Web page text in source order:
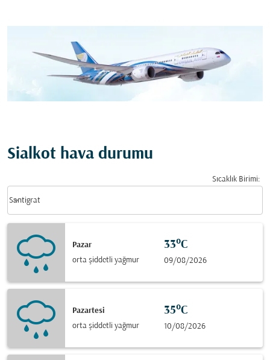
Sialkot hava durumu
Sıcaklık Birimi:
Santigrat
keyboard_arrow_down
Pazar
orta şiddetli yağmur
33°C
09/08/2026
Pazartesi
orta şiddetli yağmur
35°C
10/08/2026